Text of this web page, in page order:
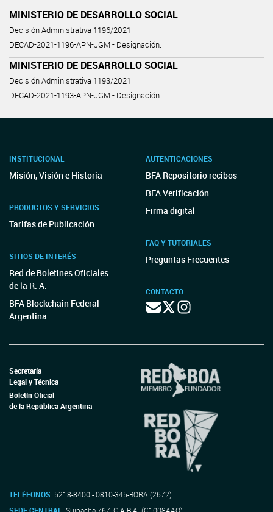
MINISTERIO DE DESARROLLO SOCIAL
Decisión Administrativa 1196/2021
DECAD-2021-1196-APN-JGM - Designación.
MINISTERIO DE DESARROLLO SOCIAL
Decisión Administrativa 1193/2021
DECAD-2021-1193-APN-JGM - Designación.
INSTITUCIONAL
Misión, Visión e Historia
PRODUCTOS Y SERVICIOS
Tarifas de Publicación
SITIOS DE INTERÉS
Red de Boletines Oficiales
de la R. A.
BFA Blockchain Federal
Argentina
AUTENTICACIONES
BFA Repositorio recibos
BFA Verificación
Firma digital
FAQ Y TUTORIALES
Preguntas Frecuentes
CONTACTO
Secretaría
Legal y Técnica
Boletín Oficial
de la República Argentina
TELÉFONOS: 5218-8400 - 0810-345-BORA (2672)
SEDE CENTRAL:Suipacha 767, C.A.B.A. (C1008AAO)